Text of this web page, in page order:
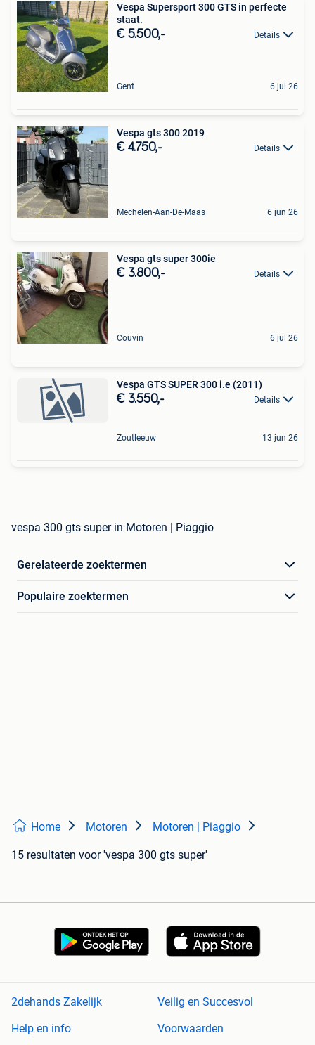
Vespa Supersport 300 GTS in perfecte
staat.
€ 5.500,- Details
Gent 6 jul 26
Vespa gts 300 2019
€ 4.750,- Details
Mechelen-Aan-De-Maas 6 jun 26
Vespa gts super 300ie
€ 3.800,- Details
Couvin 6 jul 26
Vespa GTS SUPER 300 i.e (2011)
€ 3.550,- Details
Zoutleeuw 13 jun 26
vespa 300 gts super in Motoren | Piaggio
Gerelateerde zoektermen
Populaire zoektermen
Home Motoren Motoren | Piaggio
15 resultaten voor 'vespa 300 gts super'
2dehands Zakelijk
Veilig en Succesvol
Help en info
Voorwaarden